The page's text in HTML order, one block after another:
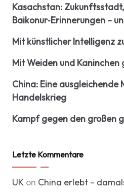
Kasachstan: Zukunftsstadt,
Baikonur‑Erinnerungen –
Mit künstlicher Intelligenz
Mit Weiden und Kaninchen
China: Eine ausgleichende
Handelskrieg
Kampf gegen den großen
Letzte Kommentare
UK on China erlebt –